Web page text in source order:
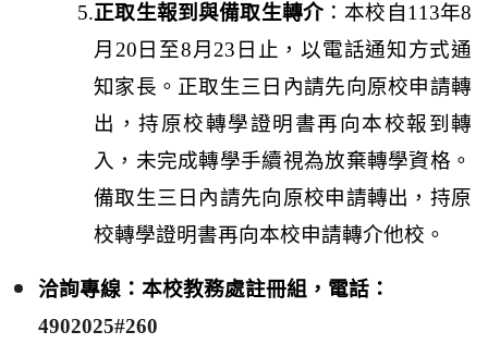
5.正取生報到與備取生轉介 ：本校自113年8
月 20 日至8月23 日止，以電話通知方式通
知家長。正取生三日內請先向原校申請轉
出，持原校轉學證明書再向本校報到轉
入，未完成轉學手續視為放棄轉學資格。
備取生三日內請先向原校申請轉出，持原
校轉學證明書再向本校申請轉介他校。
洽詢專線：本校教務處註冊組，電話：
4902025#260